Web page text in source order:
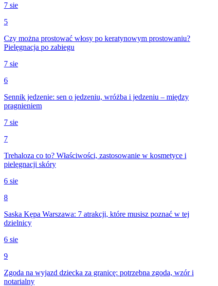
7 sie
5
Czy można prostować włosy po keratynowym prostowaniu?
Pielęgnacja po zabiegu
7 sie
6
Sennik jedzenie: sen o jedzeniu, wróżba i jedzeniu – między
pragnieniem
7 sie
7
Trehaloza co to? Właściwości, zastosowanie w kosmetyce i
pielęgnacji skóry
6 sie
8
Saska Kępa Warszawa: 7 atrakcji, które musisz poznać w tej
dzielnicy
6 sie
9
Zgoda na wyjazd dziecka za granicę: potrzebna zgoda, wzór i
notarialny